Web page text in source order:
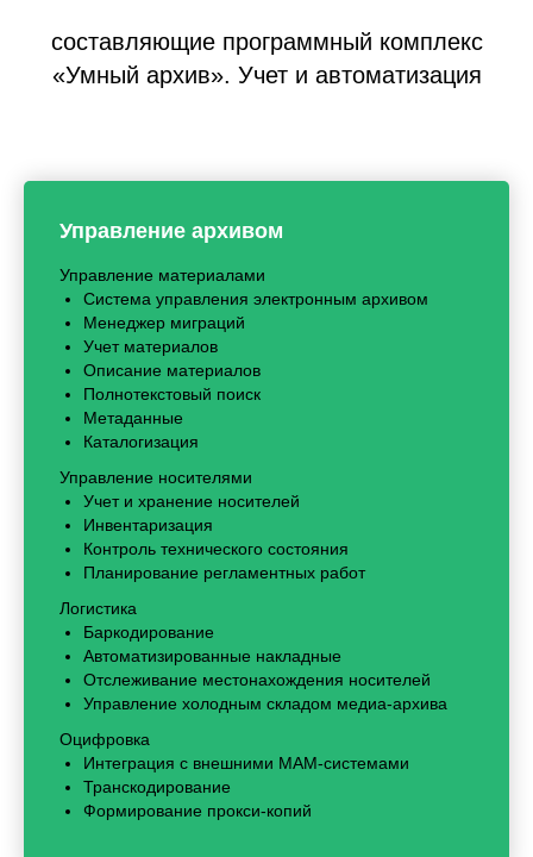
составляющие программный комплекс
«Умный архив». Учет и автоматизация
Управление архивом
Управление материалами
Система управления электронным архивом
Менеджер миграций
Учет материалов
Описание материалов
Полнотекстовый поиск
Метаданные
Каталогизация
Управление носителями
Учет и хранение носителей
Инвентаризация
Контроль технического состояния
Планирование регламентных работ
Логистика
Баркодирование
Автоматизированные накладные
Отслеживание местонахождения носителей
Управление холодным складом медиа-архива
Оцифровка
Интеграция с внешними MAM-системами
Транскодирование
Формирование прокси-копий